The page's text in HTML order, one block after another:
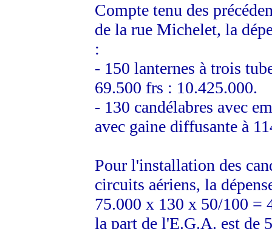
Compte tenu des
de la rue Michelet, la
:
- 150 lanternes à trois
69.500 frs : 10.425.000.
- 130 candélabres avec
avec gaine diffusante à
Pour l'installation des
circuits aériens, la
75.000 x 130 x 50/100 =
la part de l'E.G.A. est de